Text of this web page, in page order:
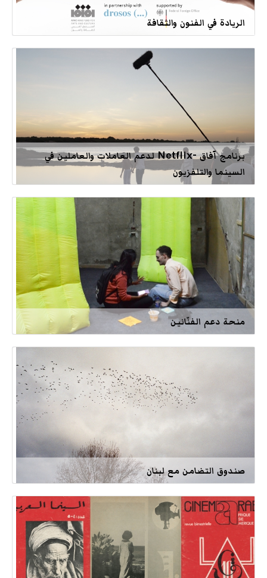
الريادة في الفنون والثقافة
برنامج آفاق -Netflix لدعم العاملات والعاملين في
السينما والتلفزيون
منحة دعم الفنّانين
صندوق التضامن مع لبنان